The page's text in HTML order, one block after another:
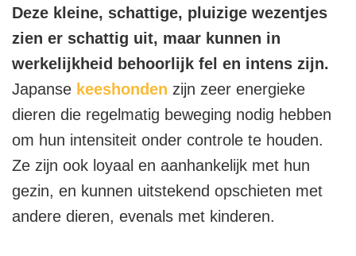
Deze kleine, schattige, pluizige wezentjes
zien er schattig uit, maar kunnen in
werkelijkheid behoorlijk fel en intens zijn.
Japanse keeshonden zijn zeer energieke
dieren die regelmatig beweging nodig hebben
om hun intensiteit onder controle te houden.
Ze zijn ook loyaal en aanhankelijk met hun
gezin, en kunnen uitstekend opschieten met
andere dieren, evenals met kinderen.